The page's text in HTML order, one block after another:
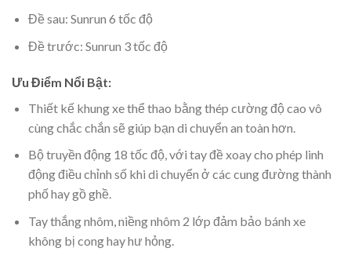
Đề sau: Sunrun 6 tốc độ
Đề trước: Sunrun 3 tốc độ
Ưu Điểm Nổi Bật:
Thiết kế khung xe thể thao bằng thép cường độ cao vô
cùng chắc chắn sẽ giúp bạn di chuyển an toàn hơn.
Bộ truyền động 18 tốc độ, với tay đề xoay cho phép linh
động điều chỉnh số khi di chuyển ở các cung đường thành
phố hay gồ ghề.
Tay thắng nhôm, niềng nhôm 2 lớp đảm bảo bánh xe
không bị cong hay hư hỏng.